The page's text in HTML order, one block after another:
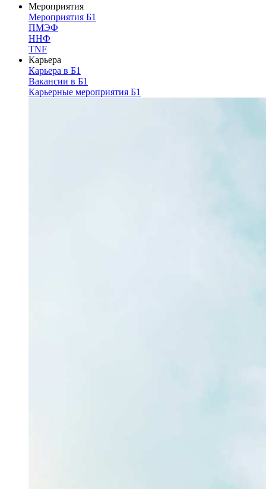
Мероприятия
Мероприятия Б1
ПМЭФ
ННФ
TNF
Карьера
Карьера в Б1
Вакансии в Б1
Карьерные мероприятия Б1